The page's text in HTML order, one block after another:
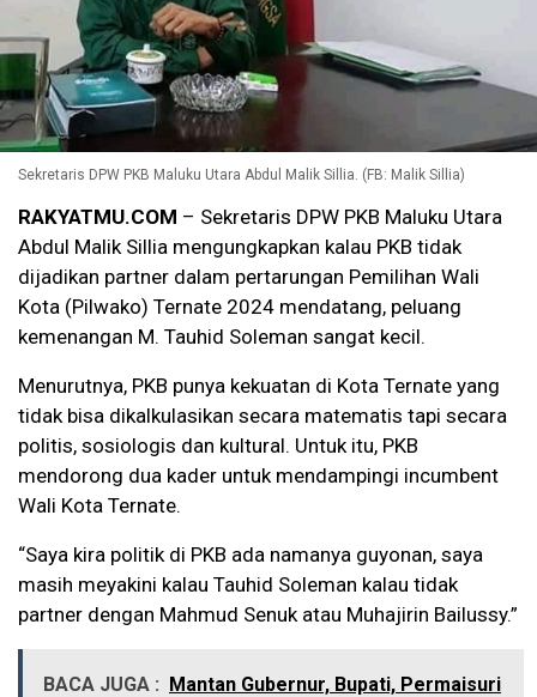
Sekretaris DPW PKB Maluku Utara Abdul Malik Sillia. (FB: Malik Sillia)
RAKYATMU.COM – Sekretaris DPW PKB Maluku Utara
Abdul Malik Sillia mengungkapkan kalau PKB tidak
dijadikan partner dalam pertarungan Pemilihan Wali
Kota (Pilwako) Ternate 2024 mendatang, peluang
kemenangan M. Tauhid Soleman sangat kecil.
Menurutnya, PKB punya kekuatan di Kota Ternate yang
tidak bisa dikalkulasikan secara matematis tapi secara
politis, sosiologis dan kultural. Untuk itu, PKB
mendorong dua kader untuk mendampingi incumbent
Wali Kota Ternate.
“Saya kira politik di PKB ada namanya guyonan, saya
masih meyakini kalau Tauhid Soleman kalau tidak
partner dengan Mahmud Senuk atau Muhajirin Bailussy.”
BACA JUGA : Mantan Gubernur, Bupati, Permaisuri